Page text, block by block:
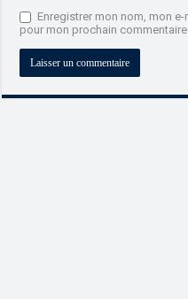
Enregistrer mon nom, mon
pour mon prochain commentaire.